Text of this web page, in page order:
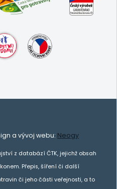
a vývoj webu: Neogy
z databází ČTK, jejichž obsah
Přepis, šíření či další
či jeho části veřejnosti, a to